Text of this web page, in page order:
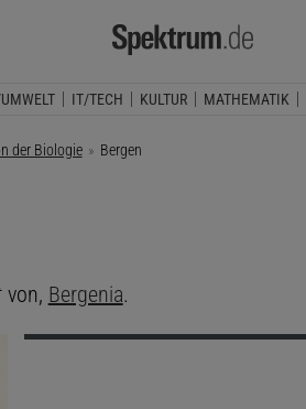
IT/TECH KULTUR MATHEMATIK
der Biologie Aktuelle Seite:
Bergen
von, Bergenia.